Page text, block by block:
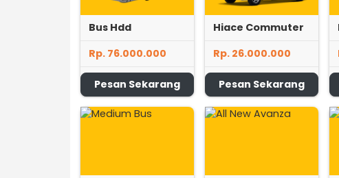
Bus Hdd
Rp. 76.000.000
Pesan Sekarang
Hiace Commuter
Rp. 26.000.000
Pesan Sekarang